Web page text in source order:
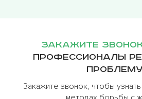
Закажите
профессионалы
Закажите звонок, чтобы